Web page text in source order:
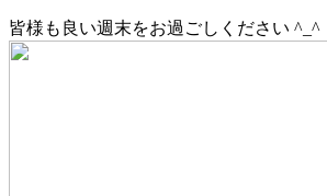
皆様も良い週末をお過ごしください ^_^